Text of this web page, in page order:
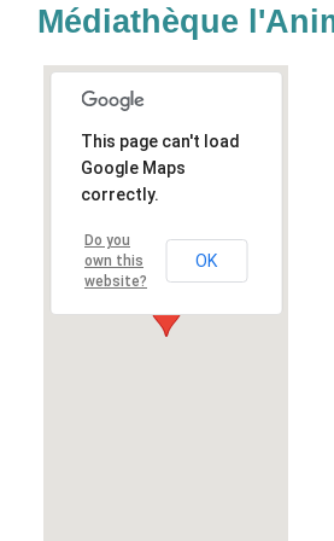
Médiathèque
This page can't load
Google Maps
correctly.
Do you
own this
website?
OK